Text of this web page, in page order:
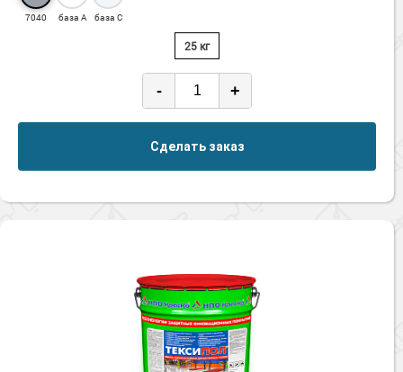
7040 база А база С
25 кг
- +
Сделать заказ